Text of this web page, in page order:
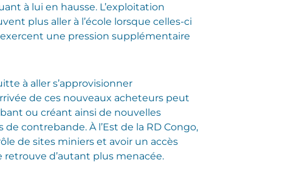
à lui en hausse. L’exploitation
plus aller à l’école lorsque celles-ci
une pression supplémentaire
à aller s’approvisionner
de ces nouveaux acheteurs peut
ou créant ainsi de nouvelles
contrebande. À l’Est de la RD Congo,
de sites miniers et avoir un accès
retrouve d’autant plus menacée.